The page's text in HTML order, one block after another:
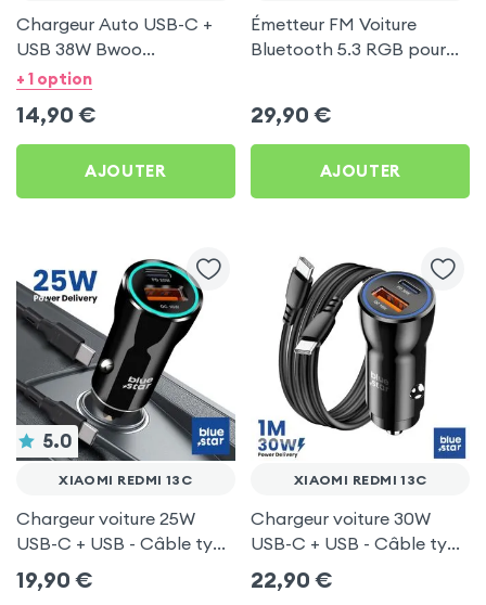
Chargeur Auto USB-C +
USB 38W Bwoo
Transparent pour Xiaomi
+ 1 option
14,90 €
AJOUTER
Émetteur FM Voiture
Bluetooth 5.3 RGB pour
29,90 €
AJOUTER
5.0
XIAOMI REDMI 13C
Chargeur voiture 25W
USB-C + USB - Câble type
C 60W Blue Star pour
Xiaomi Redmi 13C
19,90 €
XIAOMI REDMI 13C
Chargeur voiture 30W
USB-C + USB - Câble type
C 60W Blue Star pour
Xiaomi Redmi 13C
22,90 €